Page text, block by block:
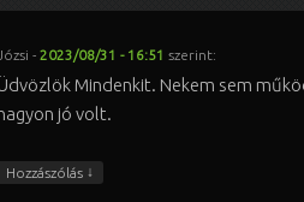
Józsi - 2023/08/31 - 16:51 szerint:
Mindenkit. Nekem sem
jó volt.
Hozzászólás ↓